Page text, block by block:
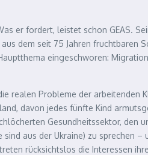
er fordert, leistet schon GEAS.
dem seit 75 Jahren fruchtbaren
eingeschworen:
realen Probleme der arbeitenden
davon jedes fünfte Kind
Gesundheitssektor, den
aus der Ukraine) zu sprechen –
rücksichtslos die Interessen